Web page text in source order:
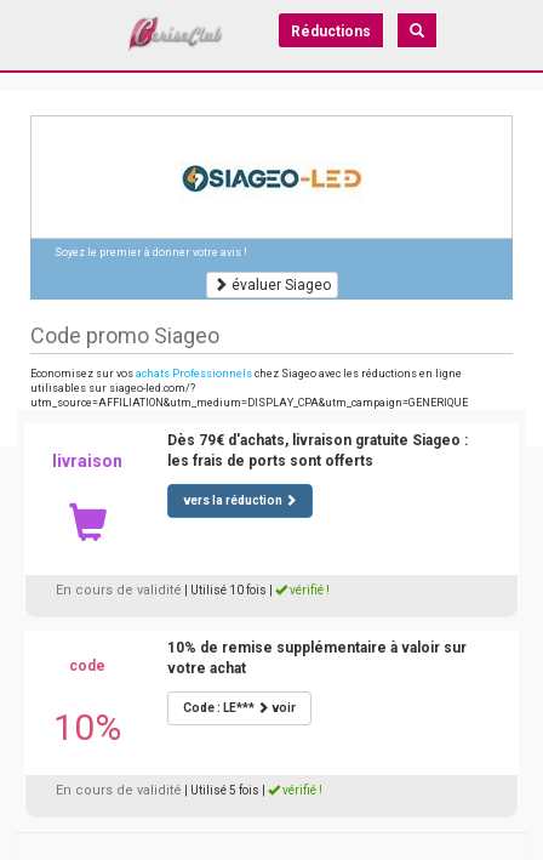
Réductions
Soyez le premier à donner votre avis !
évaluer Siageo
Code promo Siageo
Economisez sur vos achats Professionnels chez Siageo avec les réductions en ligne
utilisables sur siageo-led.com/?
utm_source=AFFILIATION&utm_medium=DISPLAY_CPA&utm_campaign=GENERIQUE
livraison
Dès 79€ d'achats, livraison gratuite Siageo :
les frais de ports sont offerts
vers la réduction
En cours de validité | Utilisé 10 fois vérifié !
code
10%
10% de remise supplémentaire à valoir sur
votre achat
Code : LE*** voir
En cours de validité | Utilisé 5 fois vérifié !